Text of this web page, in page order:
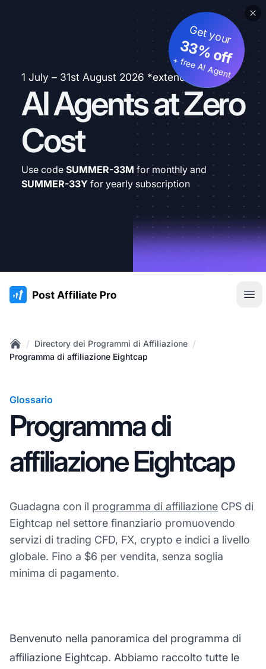
1 July – 31st August 2026 *extended
AI Agents at Zero
Cost
Get your
33% off
+ free AI Agent
Use code SUMMER-33M for monthly and
SUMMER-33Y for yearly subscription
:site.title
Home
/ Directory dei Programmi di Affiliazione /
Programma di affiliazione Eightcap
Glossario
Programma di
affiliazione Eightcap
Guadagna con il programma di affiliazione CPS di
Eightcap nel settore finanziario promuovendo
servizi di trading CFD, FX, crypto e indici a livello
globale. Fino a $6 per vendita, senza soglia
minima di pagamento.
Benvenuto nella panoramica del programma di
affiliazione Eightcap. Abbiamo raccolto tutte le